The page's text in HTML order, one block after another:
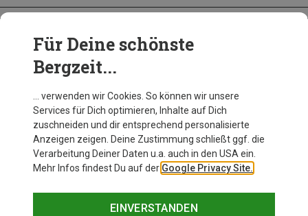
BEKLEIDUNG
Für Deine schönste
Bergzeit...
… verwenden wir Cookies. So können wir unsere
Services für Dich optimieren, Inhalte auf Dich
zuschneiden und dir entsprechend personalisierte
Anzeigen zeigen. Deine Zustimmung schließt ggf. die
Verarbeitung Deiner Daten u.a. auch in den USA ein.
Mehr Infos findest Du auf der Google Privacy Site.
EINVERSTANDEN